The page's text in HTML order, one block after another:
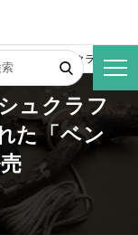
クス、ブッシュクラフトの
ュクラフ
た「ベン